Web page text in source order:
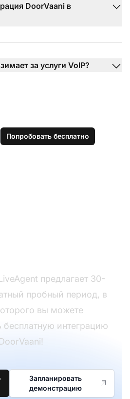
DoorVaani в
за услуги VoIP?
Попробовать бесплатно
предлагает 30-
пробный период, в
вы можете
бесплатную интеграцию
DoorVaani!
Запланировать
демонстрацию